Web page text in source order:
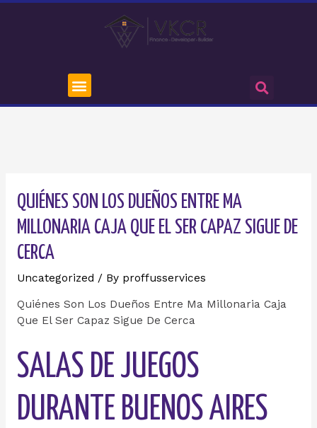
QUIÉNES SON LOS DUEÑOS ENTRE MA
MILLONARIA CAJA QUE EL SER CAPAZ SIGUE DE
CERCA
Uncategorized / By proffusservices
Quiénes Son Los Dueños Entre Ma Millonaria Caja
Que El Ser Capaz Sigue De Cerca
SALAS DE JUEGOS
DURANTE BUENOS AIRES